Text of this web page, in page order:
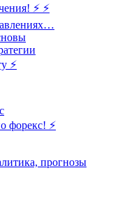
⚡ ⚡
⚡️
форекс! ⚡
прогнозы